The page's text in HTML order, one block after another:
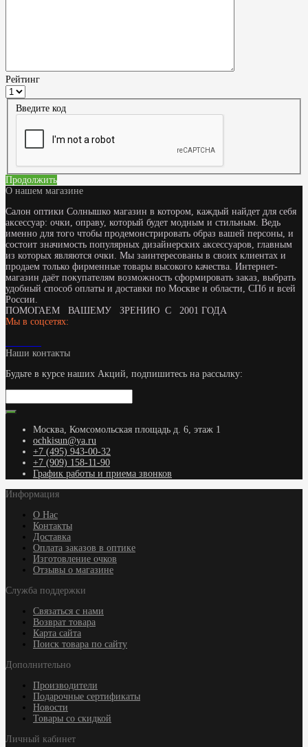
Рейтинг
Введите код
Продолжить
О нашем магазине
Салон оптики Солнышко магазин в котором, каждый найдет для себя
аксессуар: очки, оправу, который будет модным и стильным. Ведь
именно для того чтобы продемонстрировать образ вашей персоны, и
состоит значимость популярных дизайнерских аксессуаров, главным
из которых являются очки. Мы заинтересованы в своих клиентах и
продаем только фирменные товары высокого качества. Интернет-
магазин даёт покупателям возможность сформировать заказ, выбрать
удобный способ оплаты и доставки по Москве и области, СПб и всей
России.
ПОМОГАЕМ ВАШЕМУ ЗРЕНИЮ С 2001 ГОДА
Мы в соцсетях:
Наши контакты
Будьте в курсе наших Акций, подпишитесь на рассылку:
Москва, Комсомольская площадь д. 6, этаж 1
ochkisun@ya.ru
+7 (495) 943-00-32
+7 (909) 158-11-90
График работы и приема звонков
Информация
О Нас
Контакты
Доставка
Оплата заказов в оптике
Изготовление очков
Отзывы о магазине
Служба поддержки
Связаться с нами
Возврат товара
Карта сайта
Поиск товара по сайту
Дополнительно
Производители
Подарочные сертификаты
Новости
Товары со скидкой
Личный кабинет